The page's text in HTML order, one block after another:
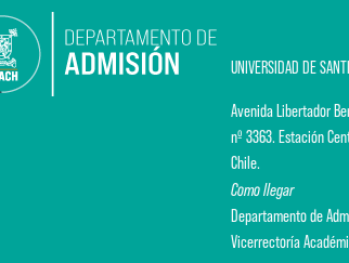
UNIVERSIDAD DE
Avenida Libertador
nº 3363. Estación
Chile.
Como llegar
Departamento de
Vicerrectoría